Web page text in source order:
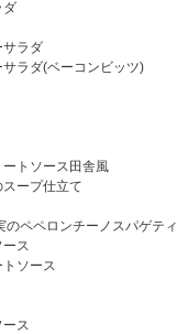
ダ
サラダ
ラダ(ベーコンビッツ)
トソース田舎風
ープ仕立て
ペペロンチーノスパゲティ
ス
ソース
ス